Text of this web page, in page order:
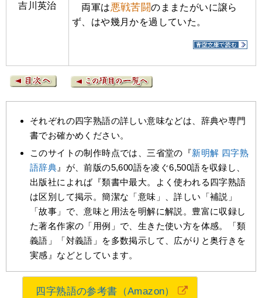
吉川英治
両軍は悪戦苦闘のままたがいに譲ら
ず、はや幾月かを過していた。
それぞれの四字熟語の詳しい意味などは、辞典や専門
書でお確かめください。
このサイトの制作時点では、三省堂の『新明解 四字熟
語辞典 』が、前版の5,600語を凌ぐ6,500語を収録し、
出版社によれば『類書中最大。よく使われる四字熟語
は区別して掲示。簡潔な「意味」、詳しい「補説」
「故事」で、意味と用法を明解に解説。豊富に収録し
た著名作家の「用例」で、生きた使い方を体感。「類
義語」「対義語」を多数掲示して、広がりと奥行きを
実感』などとしています。
四字熟語の参考書（Amazon）